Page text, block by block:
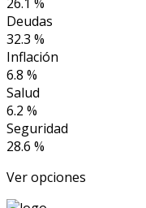
Deudas
32.3 %
Inflación
6.8 %
Salud
6.2 %
Seguridad
28.6 %
Ver opciones